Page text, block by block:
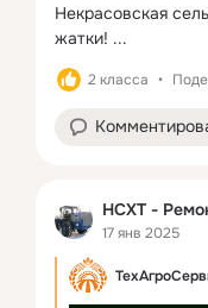
Некрасовская
жатки! ...
2 класса
НСХТ -
17 янв 2025